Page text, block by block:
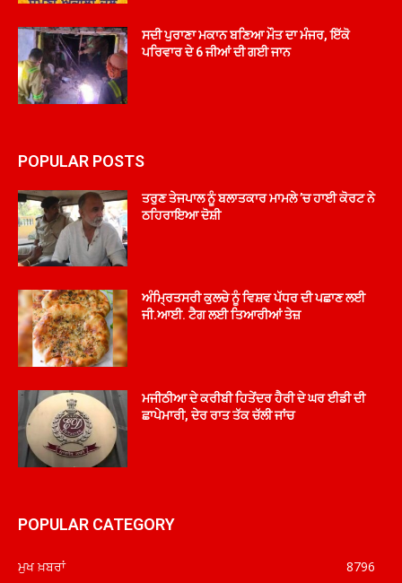
ਸਦੀ ਪੁਰਾਣਾ ਮਕਾਨ ਬਣਿਆ ਮੌਤ ਦਾ ਮੰਜਰ, ਇੱਕੋ
ਪਰਿਵਾਰ ਦੇ 6 ਜੀਆਂ ਦੀ ਗਈ ਜਾਨ
POPULAR POSTS
ਤਰੁਣ ਤੇਜਪਾਲ ਨੂੰ ਬਲਾਤਕਾਰ ਮਾਮਲੇ ’ਚ ਹਾਈ ਕੋਰਟ ਨੇ
ਠਹਿਰਾਇਆ ਦੋਸ਼ੀ
ਅੰਮ੍ਰਿਤਸਰੀ ਕੁਲਚੇ ਨੂੰ ਵਿਸ਼ਵ ਪੱਧਰ ਦੀ ਪਛਾਣ ਲਈ
ਜੀ.ਆਈ. ਟੈਗ ਲਈ ਤਿਆਰੀਆਂ ਤੇਜ਼
ਮਜੀਠੀਆ ਦੇ ਕਰੀਬੀ ਹਿਤੇਂਦਰ ਹੈਰੀ ਦੇ ਘਰ ਈਡੀ ਦੀ
ਛਾਪੇਮਾਰੀ, ਦੇਰ ਰਾਤ ਤੱਕ ਚੱਲੀ ਜਾਂਚ
POPULAR CATEGORY
ਮੁਖ ਖ਼ਬਰਾਂ
8796